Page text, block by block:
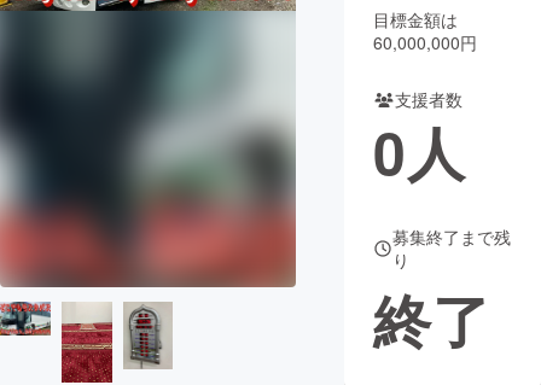
書籍・雑誌
チャレンジ
まちづくり・地域活性化
CAMPFIRE for Social Good
CAMPFIRE Creation
CAMPFIREふるさと納税
コミュニティ
目標金額は
60,000,000円
支援者数
0人
募集終了まで残
り
終了